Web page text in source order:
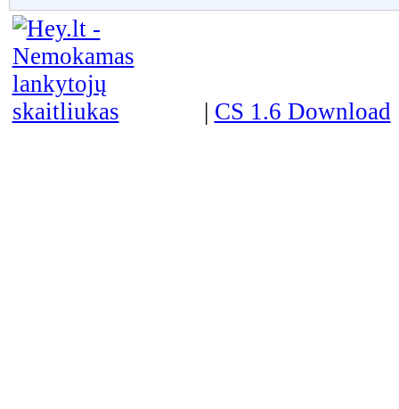
| CS 1.6 Download